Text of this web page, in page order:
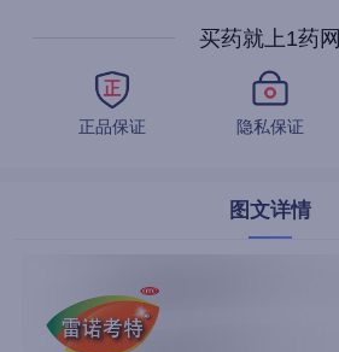
买药就上1药网
正品保证 隐私保证
图文详情